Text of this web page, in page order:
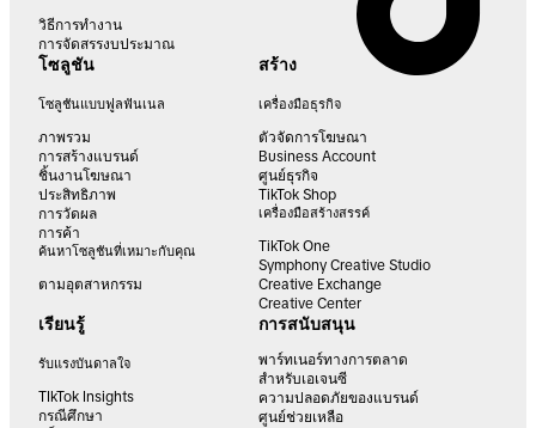
วิธีการทำงาน
การจัดสรรงบประมาณ
โซลูชัน
โซลูชันแบบฟูลฟันเนล
ภาพรวม
การสร้างแบรนด์
ชิ้นงานโฆษณา
ประสิทธิภาพ
การวัดผล
การค้า
ค้นหาโซลูชันที่เหมาะกับคุณ
ตามอุตสาหกรรม
สร้าง
เครื่องมือธุรกิจ
ตัวจัดการโฆษณา
Business Account
ศูนย์ธุรกิจ
TikTok Shop
เครื่องมือสร้างสรรค์
TikTok One
Symphony Creative Studio
Creative Exchange
Creative Center
เรียนรู้
รับแรงบันดาลใจ
TIkTok Insights
กรณีศึกษา
การสนับสนุน
พาร์ทเนอร์ทางการตลาด
สำหรับเอเจนซี
ความปลอดภัยของแบรนด์
ศูนย์ช่วยเหลือ